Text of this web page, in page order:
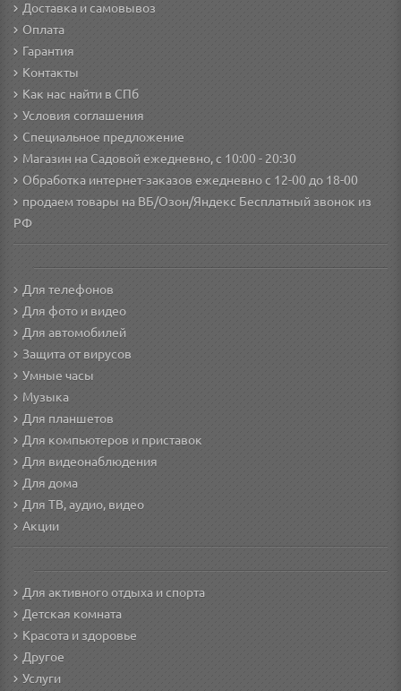
Доставка и самовывоз
Оплата
Гарантия
Контакты
Как нас найти в СПб
Условия соглашения
Специальное предложение
Магазин на Садовой ежедневно, с 10:00 - 20:30
Обработка интернет-заказов ежедневно с 12-00 до 18-00
продаем товары на ВБ/Озон/Яндекс Бесплатный звонок из
РФ
Для телефонов
Для фото и видео
Для автомобилей
Защита от вирусов
Умные часы
Музыка
Для планшетов
Для компьютеров и приставок
Для видеонаблюдения
Для дома
Для ТВ, аудио, видео
Акции
Для активного отдыха и спорта
Детская комната
Красота и здоровье
Другое
Услуги